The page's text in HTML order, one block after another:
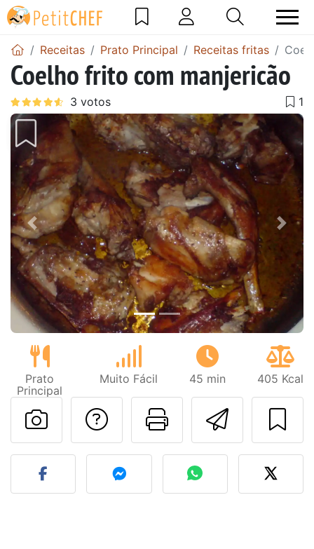
Receitas Prato Principal Receitas fritas
Coelho frito com manjericão
Anterior Next
Prato
Principal
Muito Fácil 45 min 405 Kcal
Imprima
Falar com o autor
Fez esta receita?